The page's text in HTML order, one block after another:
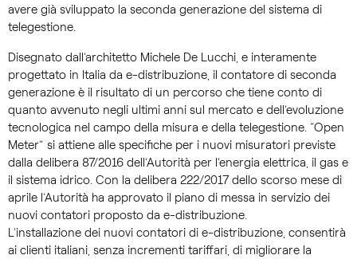
avere già sviluppato la seconda generazione del sistema di
telegestione.
Disegnato dall’architetto Michele De Lucchi, e interamente
progettato in Italia da e-distribuzione, il contatore di seconda
generazione è il risultato di un percorso che tiene conto di
quanto avvenuto negli ultimi anni sul mercato e dell’evoluzione
tecnologica nel campo della misura e della telegestione. “Open
Meter” si attiene alle specifiche per i nuovi misuratori previste
dalla delibera 87/2016 dell’Autorità per l’energia elettrica, il gas e
il sistema idrico. Con la delibera 222/2017 dello scorso mese di
aprile l’Autorità ha approvato il piano di messa in servizio dei
nuovi contatori proposto da e-distribuzione.
L’installazione dei nuovi contatori di e-distribuzione, consentirà
ai clienti italiani, senza incrementi tariffari, di migliorare la